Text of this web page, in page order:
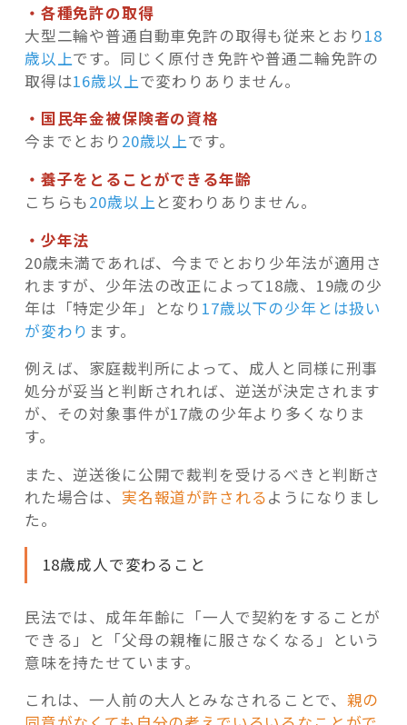
・各種免許の取得
大型二輪や普通自動車免許の取得も従来とおり18
歳以上です。同じく原付き免許や普通二輪免許の
取得は16歳以上で変わりありません。
・国民年金被保険者の資格
今までとおり 20歳以上です。
・養子をとることができる年齢
こちらも20歳以上と変わりありません。
・少年法
20歳未満であれば、今までとおり少年法が適用さ
れますが、少年法の改正によって18歳、19歳の少
年は「特定少年」となり 17歳以下の少年とは扱い
が変わり ます。
例えば、家庭裁判所によって、成人と同様に刑事
処分が妥当と判断されれば、逆送が決定されます
が、その対象事件が17歳の少年より多くなりま
す。
また、逆送後に公開で裁判を受けるべきと判断さ
れた場合は、 実名報道が許されるようになりまし
た。
18歳成人で変わること
民法では、成年年齢に「一人で契約をすることが
できる」と「父母の親権に服さなくなる」という
意味を持たせています。
これは、一人前の大人とみなされることで、 親の